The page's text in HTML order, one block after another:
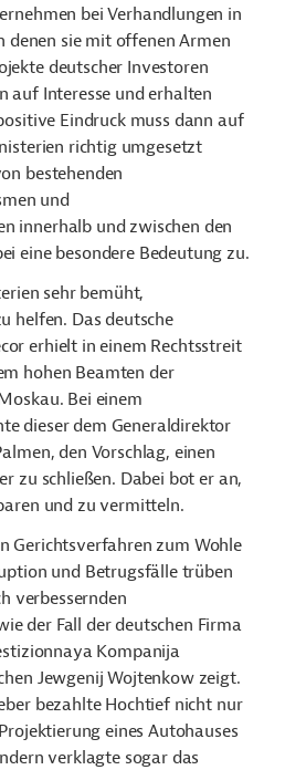
bei Verhandlungen in
denen sie mit offenen Armen
deutscher Investoren
auf Interesse und erhalten
Eindruck muss dann auf
richtig umgesetzt
bestehenden
und
innerhalb und zwischen den
eine besondere Bedeutung zu.
sehr bemüht,
helfen. Das deutsche
erhielt in einem Rechtsstreit
hohen Beamten der
Bei einem
dieser dem Generaldirektor
den Vorschlag, einen
zu schließen. Dabei bot er an,
und zu vermitteln.
Gerichtsverfahren zum Wohle
und Betrugsfälle trüben
verbessernden
der Fall der deutschen Firma
Kompanija
Jewgenij Wojtenkow zeigt.
bezahlte Hochtief nicht nur
eines Autohauses
verklagte sogar das